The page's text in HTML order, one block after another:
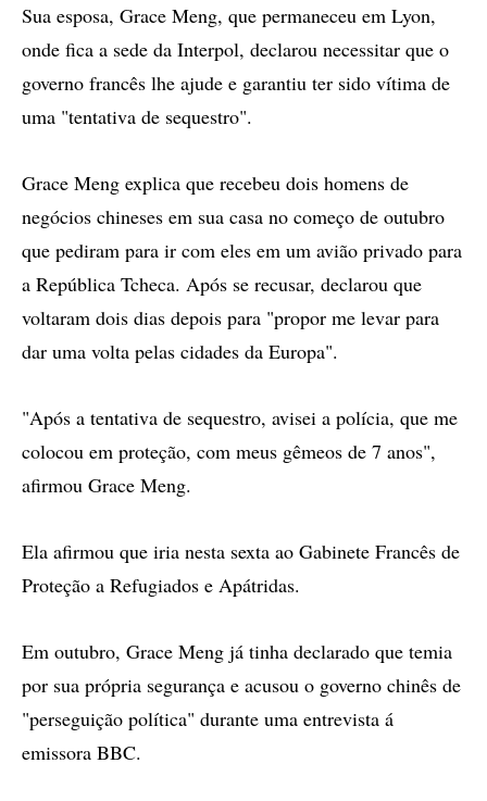
Sua esposa, Grace Meng, que permaneceu em Lyon,
onde fica a sede da Interpol, declarou necessitar que o
governo francês lhe ajude e garantiu ter sido vítima de
uma "tentativa de sequestro".
Grace Meng explica que recebeu dois homens de
negócios chineses em sua casa no começo de outubro
que pediram para ir com eles em um avião privado para
a República Tcheca. Após se recusar, declarou que
voltaram dois dias depois para "propor me levar para
dar uma volta pelas cidades da Europa".
"Após a tentativa de sequestro, avisei a polícia, que me
colocou em proteção, com meus gêmeos de 7 anos",
afirmou Grace Meng.
Ela afirmou que iria nesta sexta ao Gabinete Francês de
Proteção a Refugiados e Apátridas.
Em outubro, Grace Meng já tinha declarado que temia
por sua própria segurança e acusou o governo chinês de
"perseguição política" durante uma entrevista á
emissora BBC.